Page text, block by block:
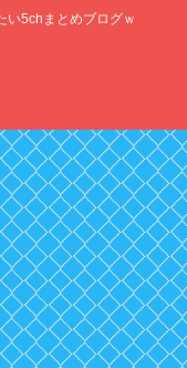
い5chまとめブログｗ